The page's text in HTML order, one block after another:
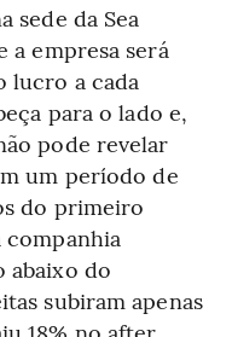
sede da Sea
a empresa será
lucro a cada
para o lado e,
pode revelar
um período de
do primeiro
abaixo do
subiram apenas